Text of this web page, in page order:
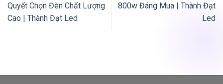
Quyết Chọn Đèn Chất Lượng
Cao | Thành Đạt Led
800w Đáng Mua | Thành Đạt
Led